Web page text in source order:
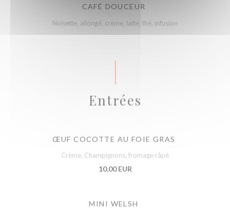
CAFÉ DOUCEUR
Noisette, allongé, crème, latté, thé, infusion
Entrées
ŒUF COCOTTE AU FOIE GRAS
Crème, Champignons, fromage râpé
10,00 EUR
MINI WELSH